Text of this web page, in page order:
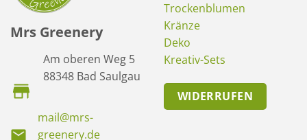
Mrs Greenery
Am oberen Weg 5
88348 Bad Saulgau
mail@mrs-
greenery.de
Trockenblumen
Kränze
Deko
Kreativ-Sets
WIDERRUFEN